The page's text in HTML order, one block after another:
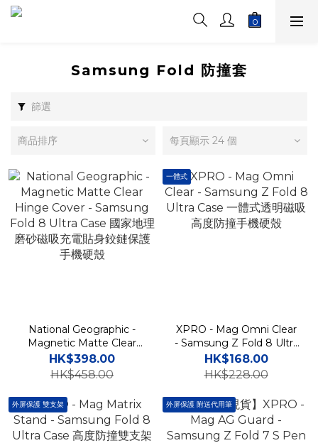
Samsung Fold 防撞套
篩選
商品排序 每頁顯示 24 個
National Geographic -
Magnetic Matte Clear
Hinge Cover - Samsung
Fold 8 Ultra Case 國家地
理磨砂磁吸充電貼身鉸鏈保
護手機硬殼
HK$398.00
HK$458.00
一體式
XPRO - Mag Omni Clear
- Samsung Z Fold 8 Ultra
防撞手機硬殼
HK$168.00
HK$228.00
外屏保護 雙支架 外屏保護 附送代用筆